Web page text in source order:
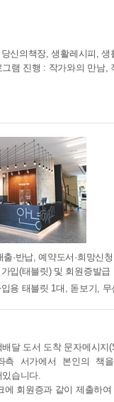
신의책장, 생활레시피, 생
램 진행 : 작가와의 만남,
·반납, 예약도서·희망신청
입(태블릿) 및 회원증발급
용 태블릿 1대, 돋보기, 무
달 도서 도착 문자메시지
측 서가에서 본인의 책
습니다.
에 회원증과 같이 제출하여